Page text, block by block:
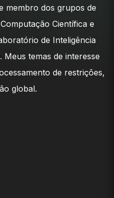
membro dos grupos de
Científica e
de Inteligência
temas de interesse
de restrições,
global.